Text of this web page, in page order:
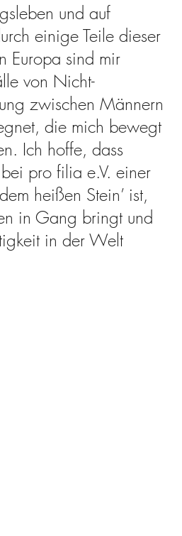
und auf
einige Teile dieser
Europa sind mir
von Nicht-
zwischen Männern
die mich bewegt
Ich hoffe, dass
pro filia e.V. einer
heißen Stein’ ist,
in Gang bringt und
in der Welt